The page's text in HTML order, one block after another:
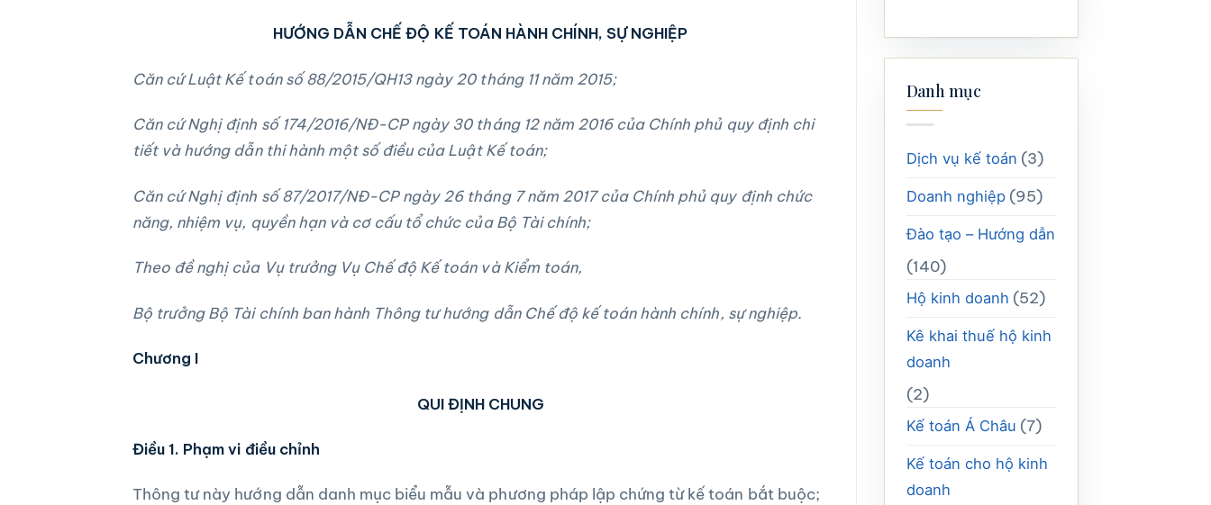
HƯỚNG DẪN CHẾ ĐỘ KẾ TOÁN HÀNH CHÍNH, SỰ NGHIỆP
Căn cứ Luật Kế toán số88/2015/QH13 ngày 20 tháng 11 năm 2015;
Căn cứ Nghị định số 174/2016/NĐ-CP ngày 30 tháng 12 năm 2016 của Chính phủ quy định chi
tiết và hướng dẫn thi hành một số điều của Luật Kế toán;
Căn cứ Nghị định số 87/2017/NĐ-CP ngày 26 tháng 7 năm 2017 của Chính phủ quy định chức
năng, nhiệm vụ, quyền hạn và cơ cấu tổ chức của Bộ Tài chính;
Theo đề nghị của Vụ trưởng Vụ Chế độ Kế toán và Kiểm toán,
Bộ trưởng Bộ Tài chính ban hành Thông tư hướng dẫn Chế độ kế toán hành chính, sự nghiệp.
Chương I
QUI ĐỊNH CHUNG
Điều 1. Phạm vi điều chỉnh
Thông tư này hướng dẫn danh mục biểu mẫu và phương pháp lập chứng từ kế toán bắt buộc;
Danh mục
Dịch vụ kế toán (3)
Doanh nghiệp(95)
Đào tạo – Hướng dẫn
(140)
Hộ kinh doanh (52)
Kê khai thuế hộ kinh
doanh
(2)
Kế toán Á Châu (7)
Kế toán cho hộ kinh
doanh